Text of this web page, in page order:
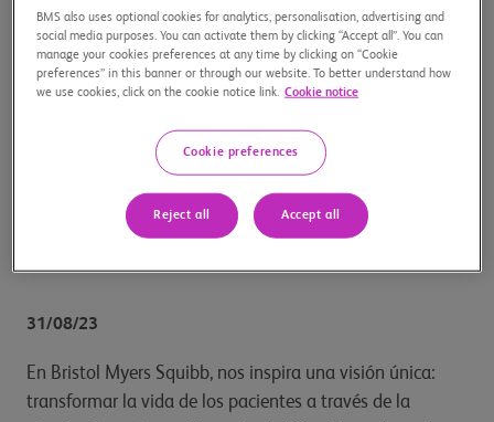
C2C4C LATAM: la preparación
ha comenzado
ya han empezado a prepararse para enfrentar el desafío
de pedalear 300 kilómetros por los pacientes con cáncer.
31/08/23
En Bristol Myers Squibb, nos inspira una visión única:
transformar la vida de los pacientes a través de la
BMS also uses optional cookies for analytics, personalisation, advertising and
social media purposes. You can activate them by clicking “Accept all”. You can
manage your cookies preferences at any time by clicking on “Cookie
preferences” in this banner or through our website. To better understand how
we use cookies, click on the cookie notice link. Cookie notice
Cookie preferences
Reject all Accept all